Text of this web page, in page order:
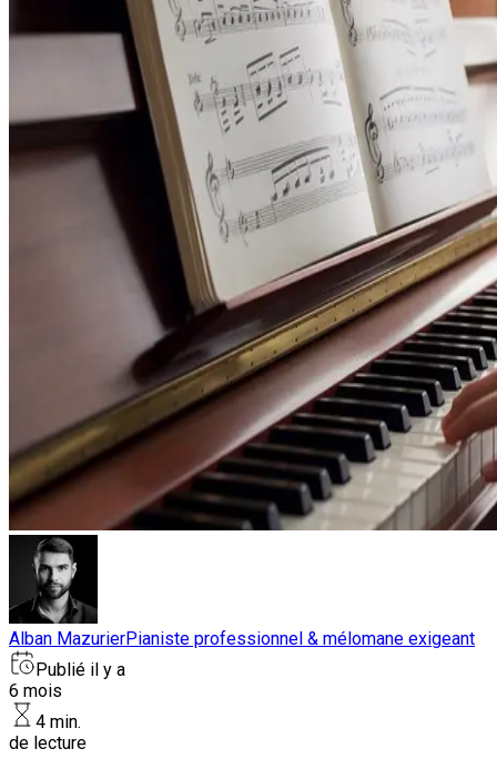
Alban MazurierPianiste professionnel & mélomane exigeant
Publié il y a
6 mois
4 min.
de lecture